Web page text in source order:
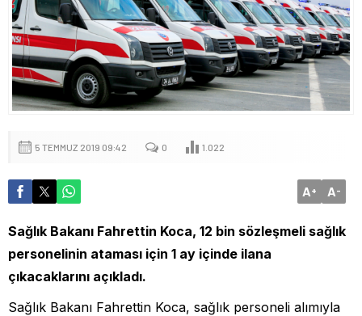
5 TEMMUZ 2019 09:42 0 1.022
A+ A-
Sağlık Bakanı Fahrettin Koca, 12 bin sözleşmeli sağlık
personelinin ataması için 1 ay içinde ilana
çıkacaklarını açıkladı.
Sağlık Bakanı Fahrettin Koca, sağlık personeli alımıyla